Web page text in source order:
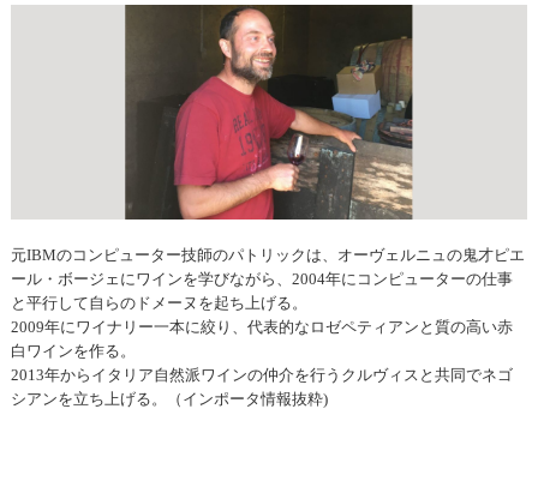
元IBMのコンピューター技師のパトリックは、オーヴェルニュの鬼才ピエ
ール・ボージェにワインを学びながら、2004年にコンピューターの仕事
と平行して自らのドメーヌを起ち上げる。
2009年にワイナリー一本に絞り、代表的なロゼペティアンと質の高い赤
白ワインを作る。
2013年からイタリア自然派ワインの仲介を行うクルヴィスと共同でネゴ
シアンを立ち上げる。（インポータ情報抜粋)